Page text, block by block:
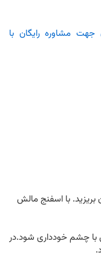
مشاوره رایگان با
با اسفنج مالش
با چشم خودداری شود.در